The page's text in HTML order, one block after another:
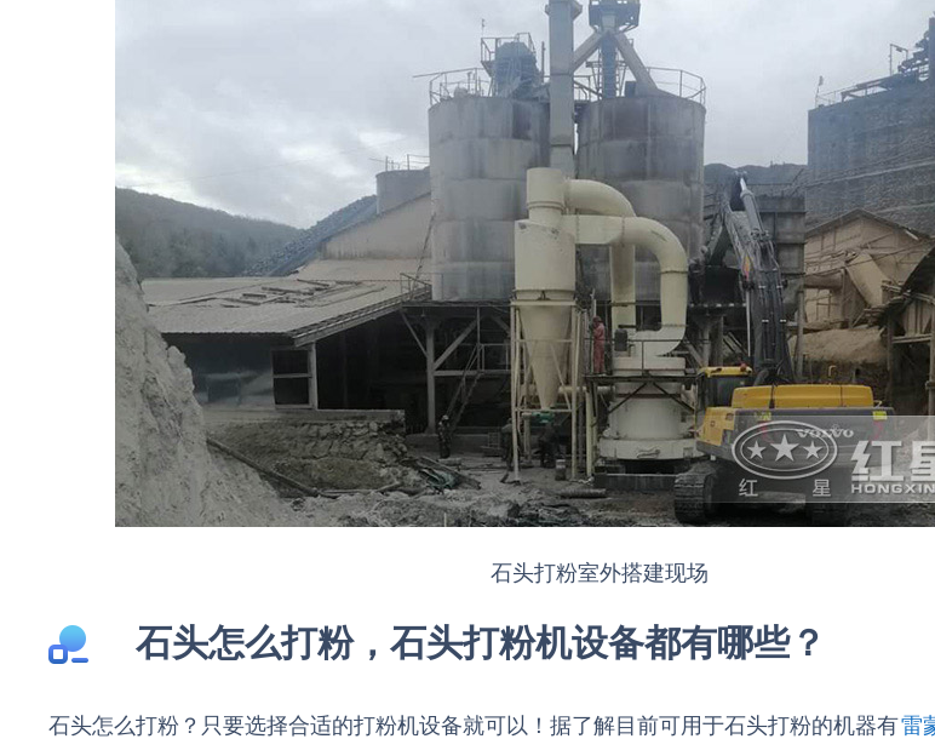
石头打粉室外搭建现场
石头怎么打粉，石头打粉机设备都有哪些？
石头怎么打粉？只要选择合适的打粉机设备就可以！据了解目前可用于石头打粉的机器有雷